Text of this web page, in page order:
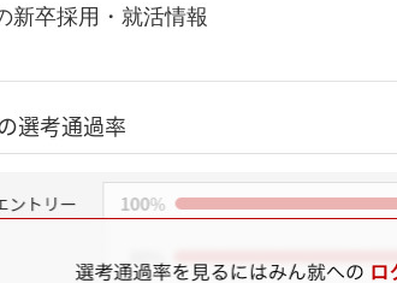
投稿する
ランキングを見る
注目の企業特集
動画で知ろう！業界・企業研究
新卒採用・就活情報
選考通過率